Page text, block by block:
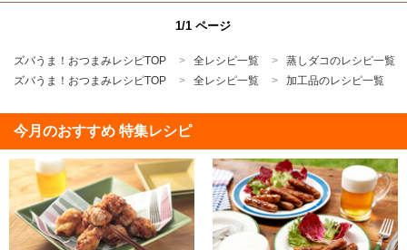
1/1 ページ
ズバうま！おつまみレシピTOP 全レシピ一覧
蒸しダコのレシピ一覧
ズバうま！おつまみレシピTOP
全レシピ一覧 加工品のレシピ一覧
今月のおすすめ 特集レシピ